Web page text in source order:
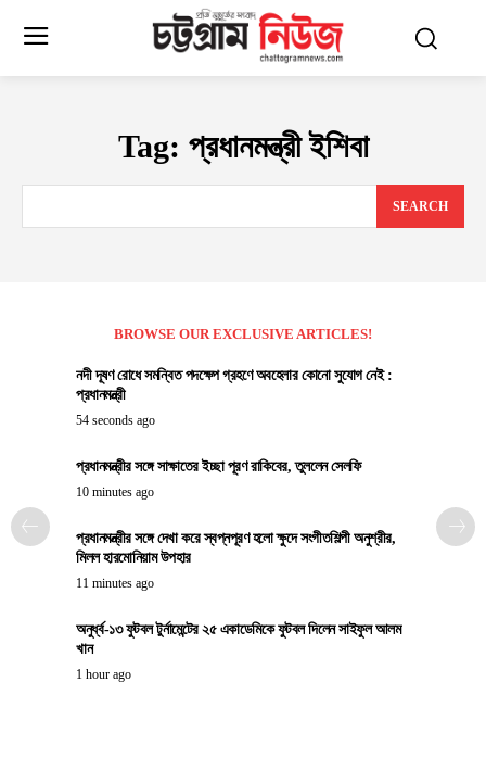
Tag: প্রধানমন্ত্রী ইশিবা
SEARCH
BROWSE OUR EXCLUSIVE ARTICLES!
নদী দূষণ রোধে সমন্বিত পদক্ষেপ গ্রহণে অবহেলার কোনো সুযোগ নেই :
প্রধানমন্ত্রী
54 seconds ago
প্রধানমন্ত্রীর সঙ্গে সাক্ষাতের ইচ্ছা পূরণ রাকিবের, তুললেন সেলফি
10 minutes ago
প্রধানমন্ত্রীর সঙ্গে দেখা করে স্বপ্নপূরণ হলো ক্ষুদে সংগীতশিল্পী অনুশ্রীর,
মিলল হারমোনিয়াম উপহার
11 minutes ago
অনুর্ধ্ব-১৩ ফুটবল টুর্নামেন্টের ২৫ একাডেমিকে ফুটবল দিলেন সাইফুল আলম
খান
1 hour ago